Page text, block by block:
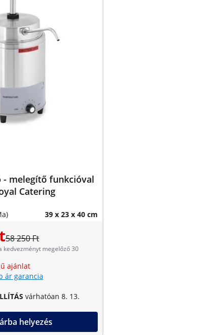
- melegítő funkcióval
Catering
39 x 23 x 40 cm
58 250 Ft
kedvezményt megelőző 30
ajánlat
ár garancia
várhatóan 8. 13.
helyezés